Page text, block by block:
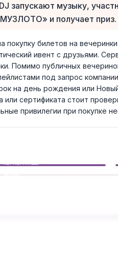
запускают музыку,
и получает приз.
билетов на
ивент с друзьями.
Помимо публичных
под запрос
на день рождения или
сертификата стоит
привилегии при покупке